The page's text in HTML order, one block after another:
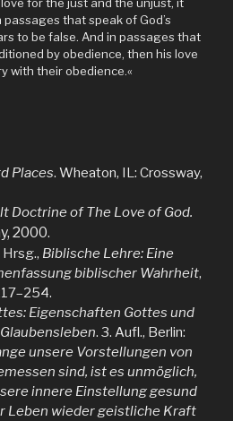
that speak of God’s
to be false. And in passages that
by obedience, then his love
with their obedience.«
Places. Wheaton, IL: Crossway,
Doctrine of The Love of God.
2000.
Hrsg., Biblische Lehre: Eine
biblischer Wahrheit,
Eigenschaften Gottes und
. 3. Aufl., Berlin:
unsere Vorstellungen von
sind, ist es unmöglich,
innere Einstellung gesund
Leben wieder geistliche Kraft